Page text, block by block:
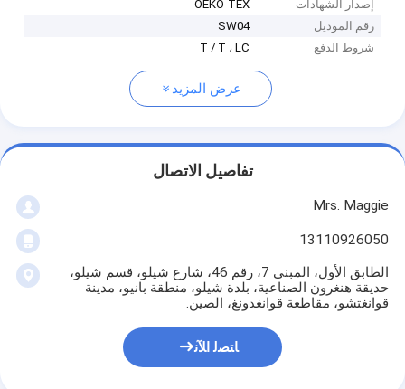
إصدار الشهادات
OEKO-TEX
رقم الموديل
SW04
شروط الدفع
T / T ، LC
عرض المزيد
تفاصيل الاتصال
Mrs. Maggie
13110926050
الطابق الأول، المبنى 7، رقم 46، شارع شيلو، قسم شيلو،
حديقة هنغرون الصناعية، بلدة شيلو، منطقة بانيو، مدينة
قوانغتشو، مقاطعة قوانغدونغ، الصين.
ﺎﺘﺼﻟ ﺍﻶﻧ